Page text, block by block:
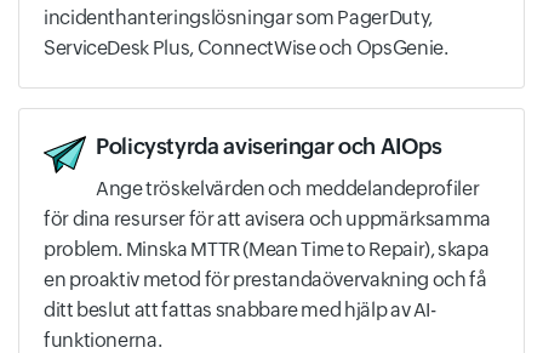
incidenthanteringslösningar som PagerDuty,
ServiceDesk Plus, ConnectWise och OpsGenie.
Policystyrda aviseringar och AIOps
Ange tröskelvärden och meddelandeprofiler
för dina resurser för att avisera och uppmärksamma
problem. Minska MTTR (Mean Time to Repair), skapa
en proaktiv metod för prestandaövervakning och få
ditt beslut att fattas snabbare med hjälp av AI-
funktionerna.